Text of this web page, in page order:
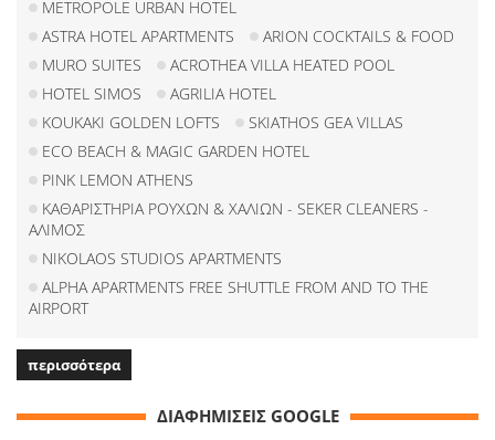
METROPOLE URBAN HOTEL
ASTRA HOTEL APARTMENTS
ARION COCKTAILS & FOOD
MURO SUITES
ACROTHEA VILLA HEATED POOL
HOTEL SIMOS
AGRILIA HOTEL
KOUKAKI GOLDEN LOFTS
SKIATHOS GEA VILLAS
ECO BEACH & MAGIC GARDEN HOTEL
PINK LEMON ATHENS
ΚΑΘΑΡΙΣΤΗΡΙΑ ΡΟΥΧΩΝ & ΧΑΛΙΩΝ - SEKER CLEANERS -
ΑΛΙΜΟΣ
NIKOLAOS STUDIOS APARTMENTS
ALPHA APARTMENTS FREE SHUTTLE FROM AND TO THE
AIRPORT
περισσότερα
ΔΙΑΦΗΜΙΣΕΙΣ GOOGLE